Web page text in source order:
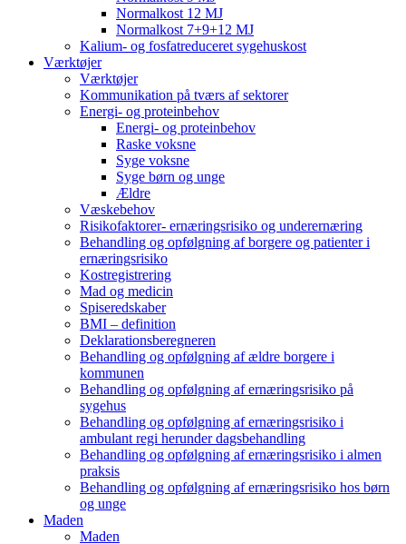
Normalkost 12 MJ
Normalkost 7+9+12 MJ
Kalium- og fosfatreduceret sygehuskost
Værktøjer
Værktøjer
Kommunikation på tværs af sektorer
Energi- og proteinbehov
Energi- og proteinbehov
Raske voksne
Syge voksne
Syge børn og unge
Ældre
Væskebehov
Risikofaktorer- ernæringsrisiko og underernæring
Behandling og opfølgning af borgere og patienter i
ernæringsrisiko
Kostregistrering
Mad og medicin
Spiseredskaber
BMI – definition
Deklarationsberegneren
Behandling og opfølgning af ældre borgere i
kommunen
Behandling og opfølgning af ernæringsrisiko på
sygehus
Behandling og opfølgning af ernæringsrisiko i
ambulant regi herunder dagsbehandling
Behandling og opfølgning af ernæringsrisiko i almen
praksis
Behandling og opfølgning af ernæringsrisiko hos børn
og unge
Maden
Maden